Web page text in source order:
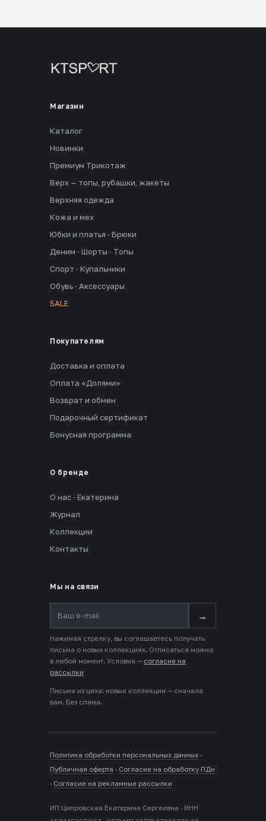
Магазин
Каталог
Новинки
Премиум Трикотаж
Верх — топы, рубашки, жакеты
Верхняя одежда
Кожа и мех
Юбки и платья · Брюки
Деним · Шорты · Топы
Спорт · Купальники
Обувь · Аксессуары
SALE
Покупателям
Доставка и оплата
Оплата «Долями»
Возврат и обмен
Подарочный сертификат
Бонусная программа
О бренде
О нас · Екатерина
Журнал
Коллекции
Контакты
Мы на связи
→
Нажимая стрелку, вы соглашаетесь получать
письма о новых коллекциях. Отписаться можно
в любой момент. Условия — согласие на
рассылки
Письма из цеха: новые коллекции — сначала
вам. Без спама.
Политика обработки персональных данных ·
Публичная оферта · Согласие на обработку ПДн
· Согласие на рекламные рассылки
ИП Ципровская Екатерина Сергеевна · ИНН